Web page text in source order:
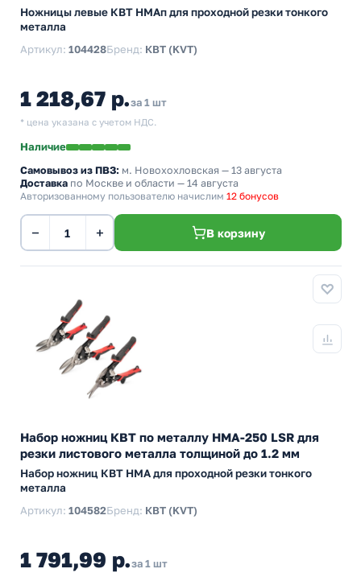
Ножницы левые КВТ НМАп для проходной резки тонкого
металла
Артикул: 104428Бренд: КВТ (KVT)
1 218,67 р.за 1 шт
* цена указана с учетом НДС.
Наличие
Самовывоз из ПВЗ: м. Новохохловская — 13 августа
Доставка по Москве и области — 14 августа
Авторизованному пользователю начислим 12 бонусов
− + В корзину
Набор ножниц КВТ по металлу НМА-250 LSR для
резки листового металла толщиной до 1.2 мм
Набор ножниц КВТ НМА для проходной резки тонкого
металла
Артикул: 104582Бренд: КВТ (KVT)
1 791,99 р.за 1 шт